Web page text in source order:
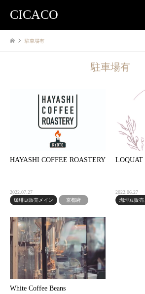
CICACO
駐車場有
駐車場有
HAYASHI COFFEE ROASTERY
2022.07.27
珈琲豆販売メイン
京都府
LOQUAT
2022.06.27
珈琲豆販売
White Coffee Beans